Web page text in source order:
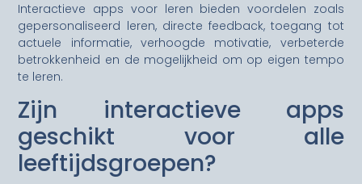
Interactieve apps voor leren bieden voordelen zoals
gepersonaliseerd leren, directe feedback, toegang tot
actuele informatie, verhoogde motivatie, verbeterde
betrokkenheid en de mogelijkheid om op eigen tempo
te leren.
Zijn interactieve apps
geschikt voor alle
leeftijdsgroepen?